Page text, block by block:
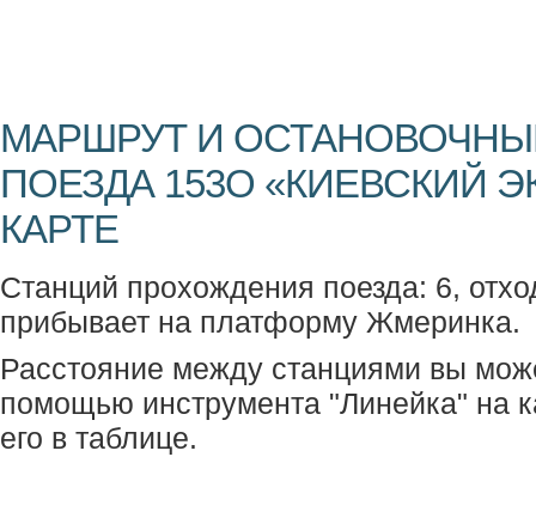
МАРШРУТ И
ПОЕЗДА 153О «КИЕВСКИЙ
КАРТЕ
Станций прохождения поезда: 6,
прибывает на платформу Жмеринка.
Расстояние между станциями вы
помощью инструмента "Линейка" на
его в таблице.